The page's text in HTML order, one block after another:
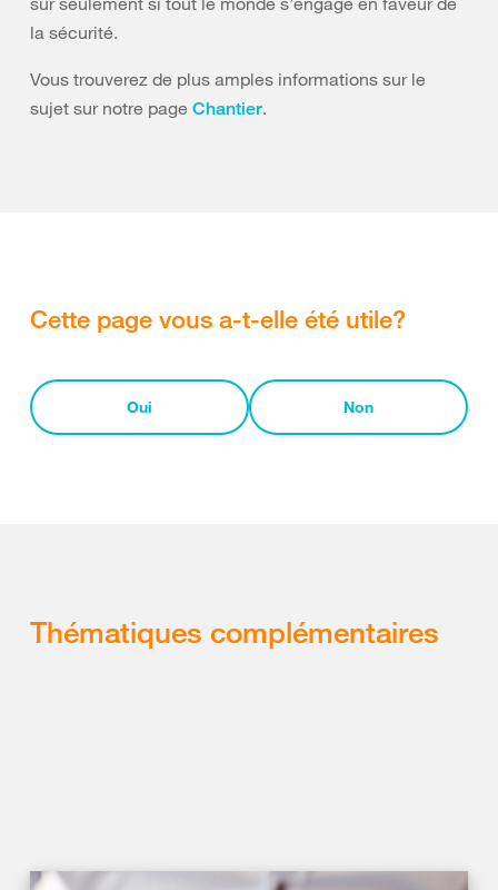
la sécurité.
Vous trouverez de plus amples informations sur le
sujet sur notre page Chantier.
Cette page vous a-t-elle été utile?
Oui Non
Thématiques complémentaires